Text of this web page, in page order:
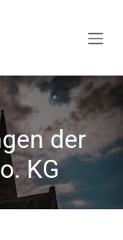
der
KG